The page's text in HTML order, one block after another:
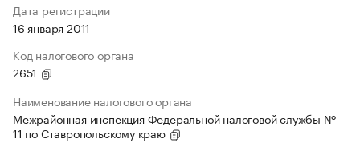
Дата регистрации
16 января 2011
Код налогового органа
2651
Наименование налогового органа
Межрайонная инспекция Федеральной налоговой службы №
11 по Ставропольскому краю